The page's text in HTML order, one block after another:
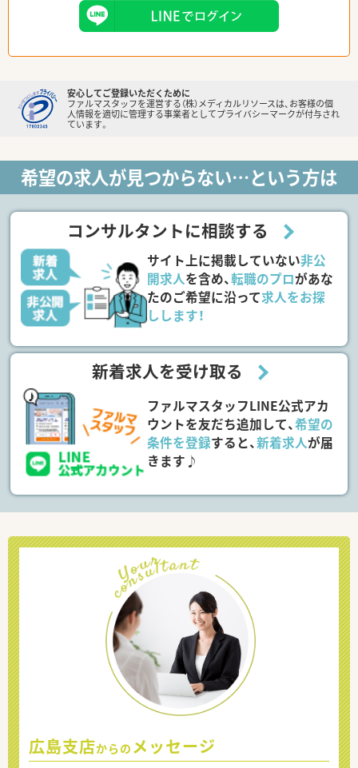
安心してご登録いただくために
ファルマスタッフを運営する（株）メディカルリソースは、お客様の個
人情報を適切に管理する事業者としてプライバシーマークが付与され
ています。
希望の求人が見つからない…という方は
コンサルタントに相談する
サイト上に掲載していない非公
開求人を含め、転職のプロがあな
たのご希望に沿って求人をお探
しします！
新着求人を受け取る
ファルマスタッフLINE公式アカ
ウントを友だち追加して、希望の
条件を登録すると、新着求人が届
きます♪
広島支店からの メッセージ